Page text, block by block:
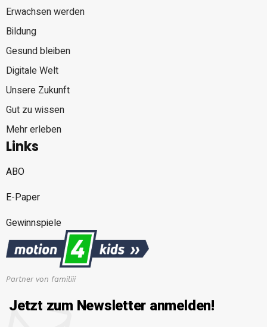
Erwachsen werden
Bildung
Gesund bleiben
Digitale Welt
Unsere Zukunft
Gut zu wissen
Mehr erleben
Links
ABO
E-Paper
Gewinnspiele
Partner von familiii
Jetzt zum Newsletter anmelden!